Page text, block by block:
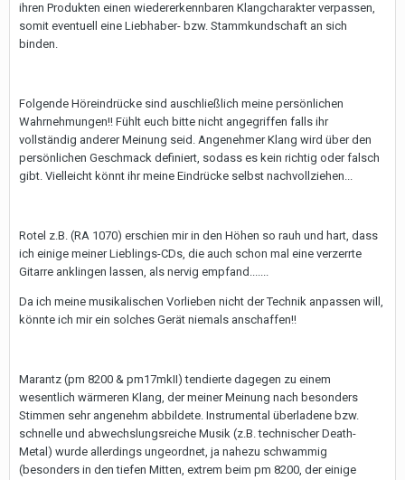
ihren Produkten einen wiedererkennbaren Klangcharakter verpassen,
somit eventuell eine Liebhaber- bzw. Stammkundschaft an sich
binden.
Folgende Höreindrücke sind auschließlich meine persönlichen
Wahrnehmungen!! Fühlt euch bitte nicht angegriffen falls ihr
vollständig anderer Meinung seid. Angenehmer Klang wird über den
persönlichen Geschmack definiert, sodass es kein richtig oder falsch
gibt. Vielleicht könnt ihr meine Eindrücke selbst nachvollziehen...
Rotel z.B. (RA 1070) erschien mir in den Höhen so rauh und hart, dass
ich einige meiner Lieblings-CDs, die auch schon mal eine verzerrte
Gitarre anklingen lassen, als nervig empfand.......
Da ich meine musikalischen Vorlieben nicht der Technik anpassen will,
könnte ich mir ein solches Gerät niemals anschaffen!!
Marantz (pm 8200 & pm17mkII) tendierte dagegen zu einem
wesentlich wärmeren Klang, der meiner Meinung nach besonders
Stimmen sehr angenehm abbildete. Instrumental überladene bzw.
schnelle und abwechslungsreiche Musik (z.B. technischer Death-
Metal) wurde allerdings ungeordnet, ja nahezu schwammig
(besonders in den tiefen Mitten, extrem beim pm 8200, der einige